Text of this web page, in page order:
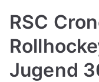
RSC
Jugend